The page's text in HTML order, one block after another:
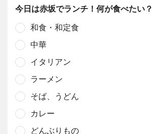
今日は赤坂でランチ！何が食べたい？
和食・和定食
中華
イタリアン
ラーメン
そば、うどん
カレー
どんぶりもの